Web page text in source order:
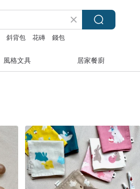
斜背包 花磚 錢包
風格文具 居家餐廚